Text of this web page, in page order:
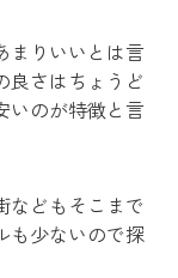
まりいいとは言
良さはちょうど
いのが特徴と言
などもそこまで
も少ないので探